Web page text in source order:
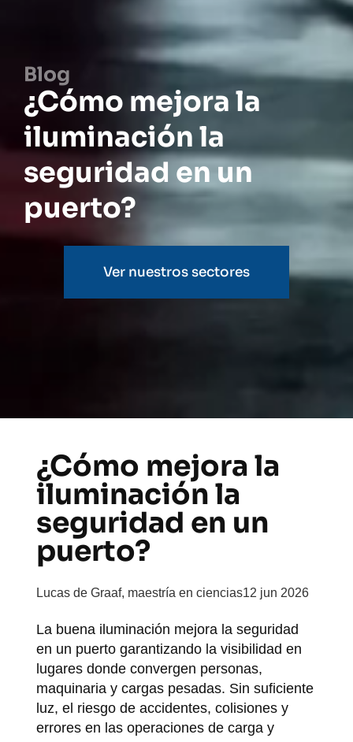
Blog
¿Cómo mejora la
iluminación la
seguridad en un
puerto?
Ver nuestros sectores
¿Cómo mejora la
iluminación la
seguridad en un
puerto?
Lucas de Graaf, maestría en ciencias12 jun 2026
La buena iluminación mejora la seguridad
en un puerto garantizando la visibilidad en
lugares donde convergen personas,
maquinaria y cargas pesadas. Sin suficiente
luz, el riesgo de accidentes, colisiones y
errores en las operaciones de carga y